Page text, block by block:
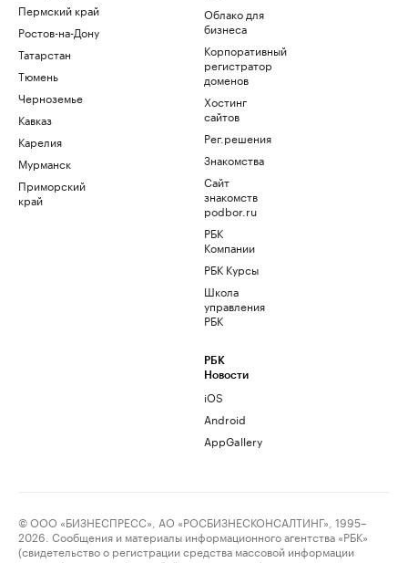
Пермский край
Ростов-на-Дону
Татарстан
Тюмень
Черноземье
Кавказ
Карелия
Мурманск
Приморский
край
Облако для
бизнеса
Корпоративный
регистратор
доменов
Хостинг
сайтов
Рег.решения
Знакомства
Сайт
знакомств
podbor.ru
РБК
Компании
РБК Курсы
Школа
управления
РБК
РБК
Новости
iOS
Android
AppGallery
© ООО «БИЗНЕСПРЕСС», АО «РОСБИЗНЕСКОНСАЛТИНГ», 1995–
2026. Сообщения и материалы информационного агентства «РБК»
(свидетельство о регистрации средства массовой информации